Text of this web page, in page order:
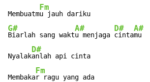
Membuatm
Fm
G#
Biarlah sang wakt
A#
u menjaga
D#
cinta
A#
mu
Nyalak
D#
anlah api cinta
Membaka
Fm